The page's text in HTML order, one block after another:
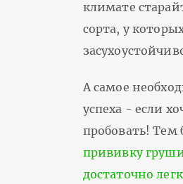
климате
сорта, у
А самое
успеха - если
пробовать! Тем
прививку
достаточно